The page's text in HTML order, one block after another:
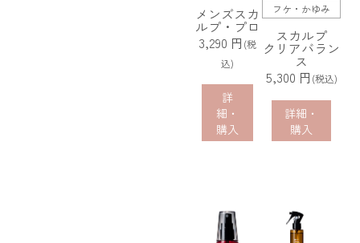
メンズスカ
ルプ・プロ
3,290 円 (税
込)
詳
細・
購入
フケ・かゆみ
スカルプ
クリアバラン
ス
5,300 円 (税込)
詳細・
購入